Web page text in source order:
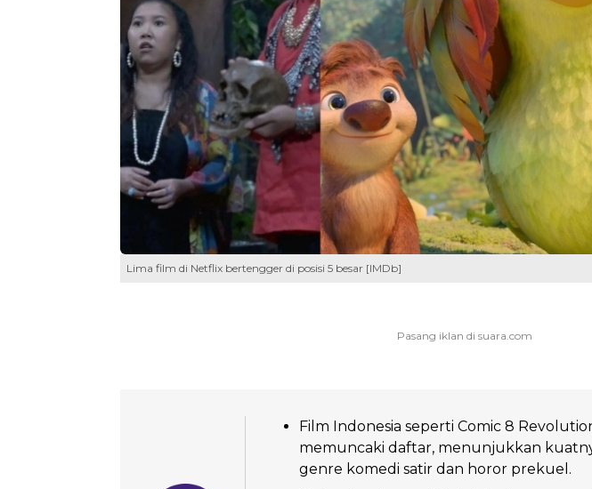
Lima film di Netflix bertengger di posisi 5 besar [IMDb]
Film Indonesia seperti Comic 8
memuncaki daftar, menunjukkan
genre komedi satir dan horor prekuel.